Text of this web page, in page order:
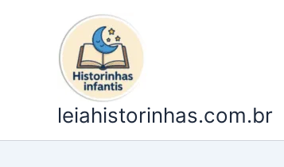
leiahistorinhas.com.br